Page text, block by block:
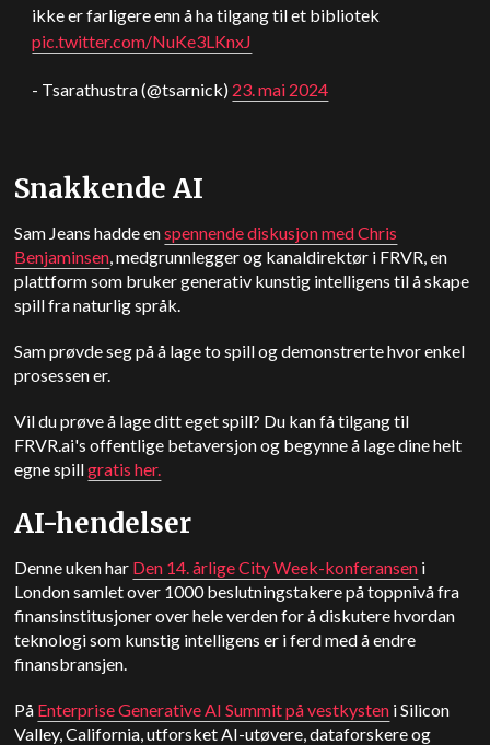
ikke er farligere enn å ha tilgang til et bibliotek
pic.twitter.com/NuKe3LKnxJ
- Tsarathustra (@tsarnick) 23. mai 2024
Snakkende AI
Sam Jeans hadde enspennende diskusjon med Chris
Benjaminsen , medgrunnlegger og kanaldirektør i FRVR, en
plattform som bruker generativ kunstig intelligens til å skape
spill fra naturlig språk.
Sam prøvde seg på å lage to spill og demonstrerte hvor enkel
prosessen er.
Vil du prøve å lage ditt eget spill? Du kan få tilgang til
FRVR.ai's offentlige betaversjon og begynne å lage dine helt
egne spillgratis her.
AI-hendelser
Denne uken har Den 14. årlige City Week-konferansen i
London samlet over 1000 beslutningstakere på toppnivå fra
finansinstitusjoner over hele verden for å diskutere hvordan
teknologi som kunstig intelligens er i ferd med å endre
finansbransjen.
På Enterprise Generative AI Summit på vestkysten i Silicon
Valley, California, utforsket AI-utøvere, dataforskere og